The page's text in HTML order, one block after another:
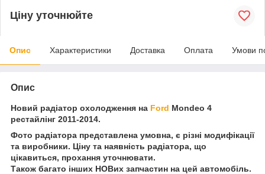
Ціну уточнюйте
Опис Характеристики Доставка Оплата Умови
Опис
Новий радіатор охолодження на Ford Mondeo 4
рестайлінг 2011-2014.
Фото радіатора представлена умовна, є різні модифікації
та виробники. Ціну та наявність радіатора, що
цікавиться, прохання уточнювати.
Також багато інших НОВих запчастин на цей автомобіль.